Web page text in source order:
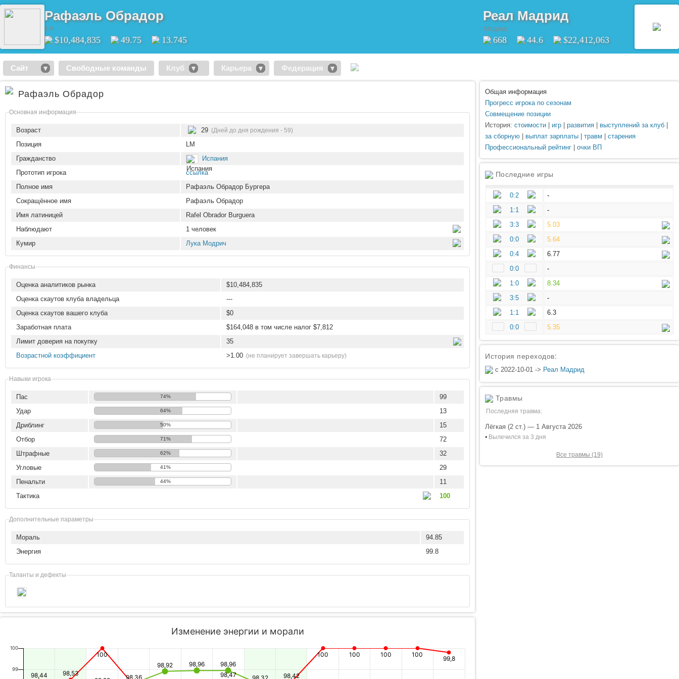
Рафаэль Обрадор
LM
$10,484,835 49.75 13.745
Реал Мадрид
Мадрид
668 44.6 $22,412,063
Сайт Свободные команды Клуб Карьера Федерация
Рафаэль Обрадор
Основная информация
Возраст 29 (Дней до дня рождения - 59)
Позиция
LM
Гражданство
Испания
Прототип игрока
ссылка
Полное имя
Рафаэль Обрадор Бургера
Сокращённое имя
Рафаэль Обрадор
Имя латиницей
Rafel Obrador Burguera
Наблюдают
1 человек
Кумир
Лука Модрич
Финансы
Оценка аналитиков рынка
$10,484,835
Оценка скаутов клуба владельца
---
Оценка скаутов вашего клуба
$0
Заработная плата
$164,048 в том числе налог $7,812
Лимит доверия на покупку
35
Возрастной коэффициент
>1.00 (не планирует завершать карьеру)
Навыки игрока
Пас 74%
99
Удар
64%
13
Дриблинг
50%
15
Отбор
71%
72
Штрафные
62%
32
Угловые
41%
29
Пенальти
44%
11
Тактика
100
Дополнительные параметры
Мораль
94.85
Энергия
99.8
Таланты и дефекты
Изменение энергии и морали
98,44
98,36
98,92 98,96
98,96
98,53
100
98,47 98,42
100 100 100 100
99,8
99
100
Общая информация
Прогресс игрока по сезонам
Совмещение позиции
История: стоимости игр развития выступлений за клуб
за сборную
выплат зарплаты травм
старения
Профессиональный рейтинг
очки ВП
Последние игры
0:2
-
1:1
-
3:3
5.03
0:0
5.64
0:4
6.77
0:0
-
1:0
8.34
3:5
-
1:1
6.3
0:0
5.35
История переходов:
с 2022-10-01 -> Реал Мадрид
Травмы
Последняя травма:
Лёгкая (2 ст.) — 1 Августа 2026
• Вылечился за 3 дня
Все травмы (19)